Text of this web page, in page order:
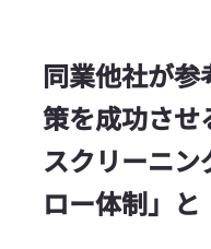
同業他社が参
策を成功させ
スクリーニン
ロー体制」と